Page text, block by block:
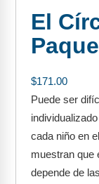
Free Printables
Free-For-All
Webinars
El
$171.00
Puede ser
cada niño en
muestran que
depende de